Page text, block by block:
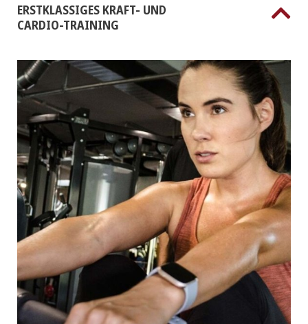
ERSTKLASSIGES KRAFT- UND
CARDIO-TRAINING